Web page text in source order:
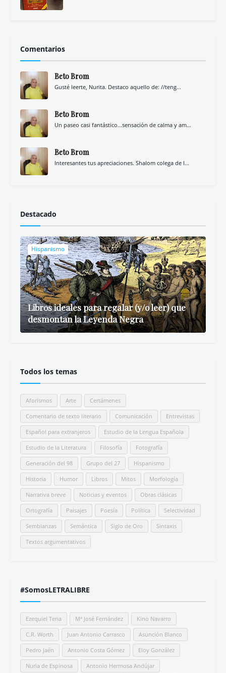
Comentarios
Beto Brom
Gusté leerte, Nurita. Destaco aquello de: //teng...
Beto Brom
Un paseo casi fantástico...sensación de calma y am...
Beto Brom
Interesantes tus apreciaciones. Shalom colega de l...
Destacado
Hispanismo
Libros ideales para regalar (y/o leer) que
desmontan la Leyenda Negra
Todos los temas
Aforismos Arte Certámenes
Comentario de texto literario Comunicación Entrevistas
Español para extranjeros Estudio de la Lengua Española
Estudio de la Literatura Filosofía Fotografía
Generación del 98 Grupo del 27 Hispanismo
Historia Humor Libros Mitos Morfología
Narrativa breve Noticias y eventos Obras clásicas
Ortografía Paisajes Poesía Política Selectividad
Semblanzas Semántica Siglo de Oro Sintaxis
Textos argumentativos
#SomosLETRALIBRE
Ezequiel Tena Mª José Fernández Kino Navarro
C.R. Worth Juan Antonio Carrasco Asunción Blanco
Pedro Jaén Antonio Costa Gómez Eloy González
Nuria de Espinosa Antonio Hermosa Andújar